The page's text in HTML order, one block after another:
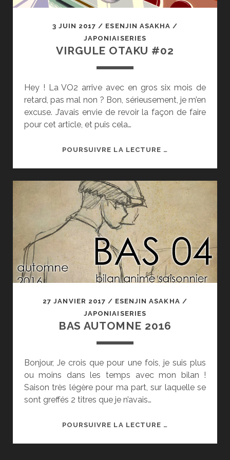
3 JUIN 2017 / ESENJIN ASAKHA /
JAPONIAISERIES
VIRGULE OTAKU #02
Hey ! La VO2 arrive avec en gros six mois de
retard, pas mal non ? Bon, sérieusement, je m’en
excuse. J’avais envie de revoir la façon de faire
pour cet article, et puis cela…
POURSUIVRE LA LECTURE …
27 JANVIER 2017 / ESENJIN ASAKHA /
JAPONIAISERIES
BAS AUTOMNE 2016
Bonjour, Je crois que pour une fois, je suis plus
ou moins dans les temps avec mon bilan !
Saison très légère pour ma part, sur laquelle se
sont greffés 2 titres que je n’avais…
POURSUIVRE LA LECTURE …